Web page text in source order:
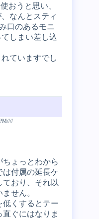
おうと思い、
なんとスティ
口のあるモニ
しまい差し込
ていますでし
ょっとわから
は付属の延長ケ
ており、それ以
せん。
低くするとテー
ぐにはなりま